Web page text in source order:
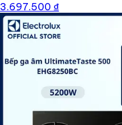
3.697.500 ₫